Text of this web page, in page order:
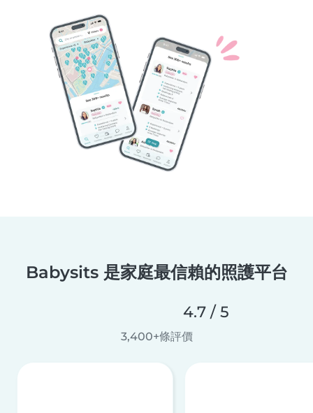
Babysits 是家庭最信賴的照護平台
4.7 / 5
3,400+條評價